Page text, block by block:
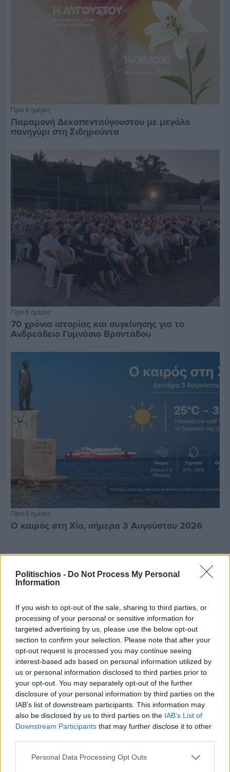
Politischios - Do Not Process My Personal
Information
If you wish to opt-out of the sale, sharing to third parties, or
processing of your personal or sensitive information for
targeted advertising by us, please use the below opt-out
section to confirm your selection. Please note that after your
opt-out request is processed you may continue seeing
interest-based ads based on personal information utilized by
us or personal information disclosed to third parties prior to
your opt-out. You may separately opt-out of the further
disclosure of your personal information by third parties on the
IAB’s list of downstream participants. This information may
also be disclosed by us to third parties on the IAB’s List of
Downstream Participants that may further disclose it to other
Personal Data Processing Opt Outs
Πριν 4 ημέρες
Παραμονή Δεκαπενταύγουστου με μεγάλο
πανηγύρι στη Σιδηρούντα
Πριν 5 ημέρες
70 χρόνια ιστορίας και συγκίνησης για το
Ανδρεάδειο Γυμνάσιο Βροντάδου
Πριν 5 ημέρες
Ο καιρός στη Χίο, σήμερα 3 Αυγούστου 2026
Διαφήμιση
ομάδα του «Πολίτη»